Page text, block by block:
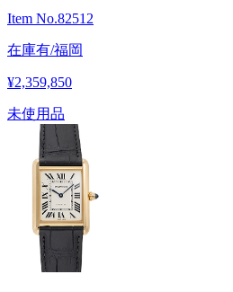
Item No.82512
在庫有/福岡
¥2,359,850
未使用品